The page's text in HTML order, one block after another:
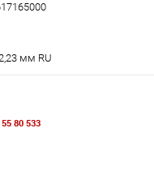
мм RU
80 533